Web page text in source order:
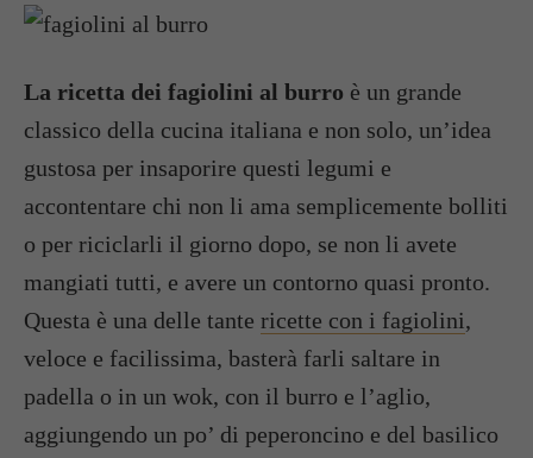
La ricetta dei fagiolini al burro è un grande
classico della cucina italiana e non solo, un’idea
gustosa per insaporire questi legumi e
accontentare chi non li ama semplicemente bolliti
o per riciclarli il giorno dopo, se non li avete
mangiati tutti, e avere un contorno quasi pronto.
Questa è una delle tante ricette con i fagiolini,
veloce e facilissima, basterà farli saltare in
padella o in un wok, con il burro e l’aglio,
aggiungendo un po’ di peperoncino e del basilico